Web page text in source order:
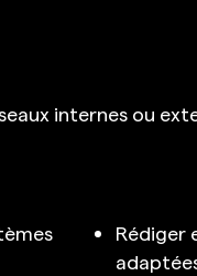
internes ou
Rédiger